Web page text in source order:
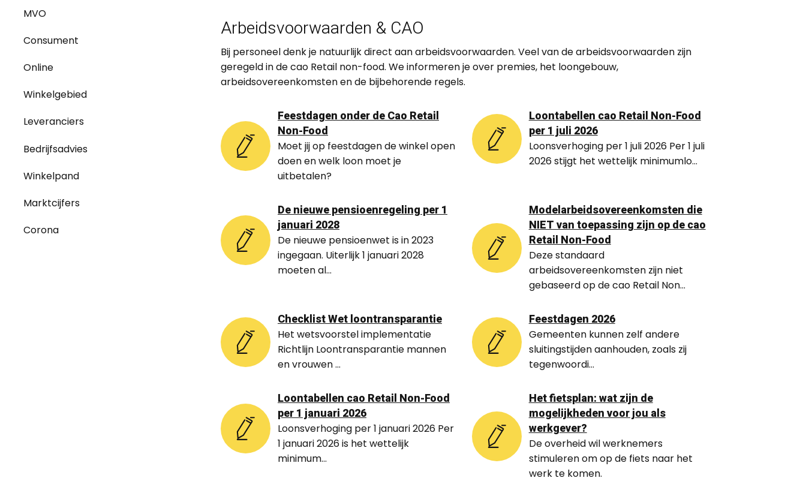
MVO
Consument
Online
Winkelgebied
Leveranciers
Bedrijfsadvies
Winkelpand
Marktcijfers
Corona
Arbeidsvoorwaarden & CAO
Bij personeel denk je natuurlijk direct aan arbeidsvoorwaarden. Veel van de arbeidsvoorwaarden zijn
geregeld in de cao Retail non-food. We informeren je over premies, het loongebouw,
arbeidsovereenkomsten en de bijbehorende regels.
Feestdagen onder de Cao Retail
Non-Food
Moet jij op feestdagen de winkel open
doen en welk loon moet je
uitbetalen?
Loontabellen cao Retail Non-Food
per 1 juli 2026
Loonsverhoging per 1 juli 2026 Per 1 juli
2026 stijgt het wettelijk minimumlo...
De nieuwe pensioenregeling per 1
januari 2028
De nieuwe pensioenwet is in 2023
ingegaan. Uiterlijk 1 januari 2028
moeten al...
Modelarbeidsovereenkomsten die
NIET van toepassing zijn op de cao
Retail Non-Food
Deze standaard
arbeidsovereenkomsten zijn niet
gebaseerd op de cao Retail Non...
Checklist Wet loontransparantie
Het wetsvoorstel implementatie
Richtlijn Loontransparantie mannen
en vrouwen ...
Feestdagen 2026
Gemeenten kunnen zelf andere
sluitingstijden aanhouden, zoals zij
tegenwoordi...
Loontabellen cao Retail Non-Food
per 1 januari 2026
Loonsverhoging per 1 januari 2026 Per
1 januari 2026 is het wettelijk
minimum...
Het fietsplan: wat zijn de
mogelijkheden voor jou als
werkgever?
De overheid wil werknemers
stimuleren om op de fiets naar het
werk te komen.